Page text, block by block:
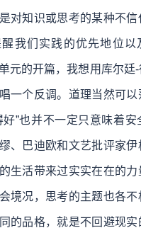
对知识或思考的某种不信
我们实践的优先地位以
元的开篇，我想用库尔廷
一个反调。道理当然可
好”也并不一定只意味着
、巴迪欧和文艺批评家
生活带来过实实在在的力
境况，思考的主题也各
的品格，就是不回避现实